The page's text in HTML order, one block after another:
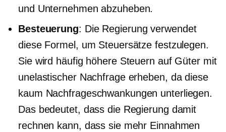
und Unternehmen abzuheben.
Besteuerung: Die Regierung verwendet
diese Formel, um Steuersätze festzulegen.
Sie wird häufig höhere Steuern auf Güter mit
unelastischer Nachfrage erheben, da diese
kaum Nachfrageschwankungen unterliegen.
Das bedeutet, dass die Regierung damit
rechnen kann, dass sie mehr Einnahmen